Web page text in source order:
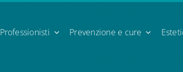
Professionisti Prevenzione e cure